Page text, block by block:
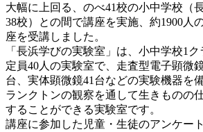
大幅に上回る、のべ41校の小中学校（
38校）との間で講座を実施、約1900人
座を受講しました。
「長浜学びの実験室」は、小中学校1
定員40人の実験室で、走査型電子顕微
台、実体顕微鏡41台などの実験機器を
ランクトンの観察を通して生きものの
することができる実験室です。
講座に参加した児童・生徒のアンケー